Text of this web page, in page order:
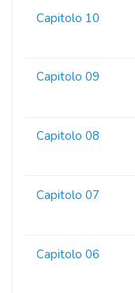
Capitolo 10
Capitolo 09
Capitolo 08
Capitolo 07
Capitolo 06